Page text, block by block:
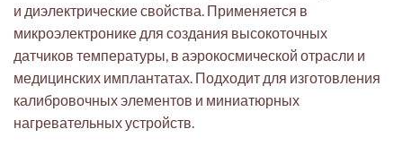
и диэлектрические свойства. Применяется в
микроэлектронике для создания высокоточных
датчиков температуры, в аэрокосмической отрасли и
медицинских имплантатах. Подходит для изготовления
калибровочных элементов и миниатюрных
нагревательных устройств.